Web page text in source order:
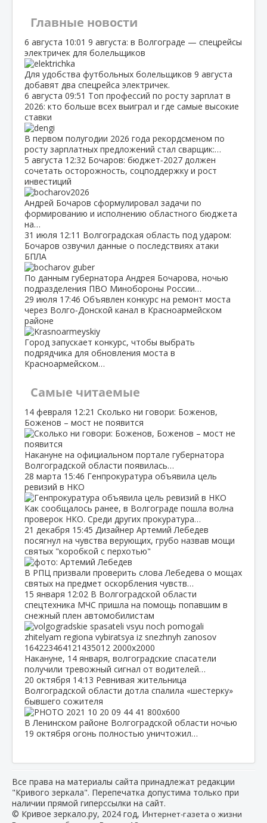
Главные новости
6 августа 10:01 9 августа: в Волгограде — спецрейсы
электричек для болельщиков
Для удобства футбольных болельщиков 9 августа
добавят два спецрейса электричек.
6 августа 09:51 Топ профессий по росту зарплат в
2026: кто больше всех выиграл и где самые высокие
ставки
В первом полугодии 2026 года рекордсменом по
росту зарплатных предложений стал сварщик:…
5 августа 12:32 Бочаров: бюджет‑2027 должен
сочетать осторожность, соцподдержку и рост
инвестиций
Андрей Бочаров сформулировал задачи по
формированию и исполнению областного бюджета
на…
31 июля 12:11 Волгоградская область под ударом:
Бочаров озвучил данные о последствиях атаки
БПЛА
По данным губернатора Андрея Бочарова, ночью
подразделения ПВО Минобороны России…
29 июля 17:46 Объявлен конкурс на ремонт моста
через Волго‑Донской канал в Красноармейском
районе
Город запускает конкурс, чтобы выбрать
подрядчика для обновления моста в
Красноармейском…
Самые читаемые
14 февраля 12:21 Сколько ни говори: Боженов,
Боженов – мост не появится
Накануне на официальном портале губернатора
Волгоградской области появилась…
28 марта 15:46 Генпрокуратура объявила цель
ревизий в НКО
Как сообщалось ранее, в Волгограде пошла волна
проверок НКО. Среди других прокуратура…
21 декабря 15:45 Дизайнер Артемий Лебедев
посягнул на чувства верующих, грубо назвав мощи
святых "коробкой с перхотью"
В РПЦ призвали проверить слова Лебедева о мощах
святых на предмет оскорбления чувств…
15 января 12:02 В Волгоградской области
спецтехника МЧС пришла на помощь попавшим в
снежный плен автомобилистам
Накануне, 14 января, волгоградские спасатели
получили тревожный сигнал от водителей…
20 октября 14:13 Ревнивая жительница
Волгоградской области дотла спалила «шестерку»
бывшего сожителя
В Ленинском районе Волгоградской области ночью
19 октября огонь полностью уничтожил…
Все права на материалы сайта принадлежат редакции
"Кривого зеркала". Перепечатка допустима только при
наличии прямой гиперссылки на сайт.
© Кривое зеркало.ру, 2024 год, Интернет-газета о жизни